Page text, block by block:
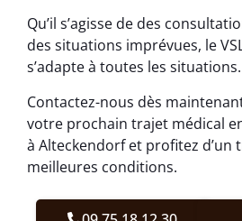
Qu’il s’agisse de des
des situations imprévues, le
s’adapte à toutes les situations.
Contactez-nous dès
votre prochain trajet médical
à Alteckendorf et profitez d’un
meilleures conditions.